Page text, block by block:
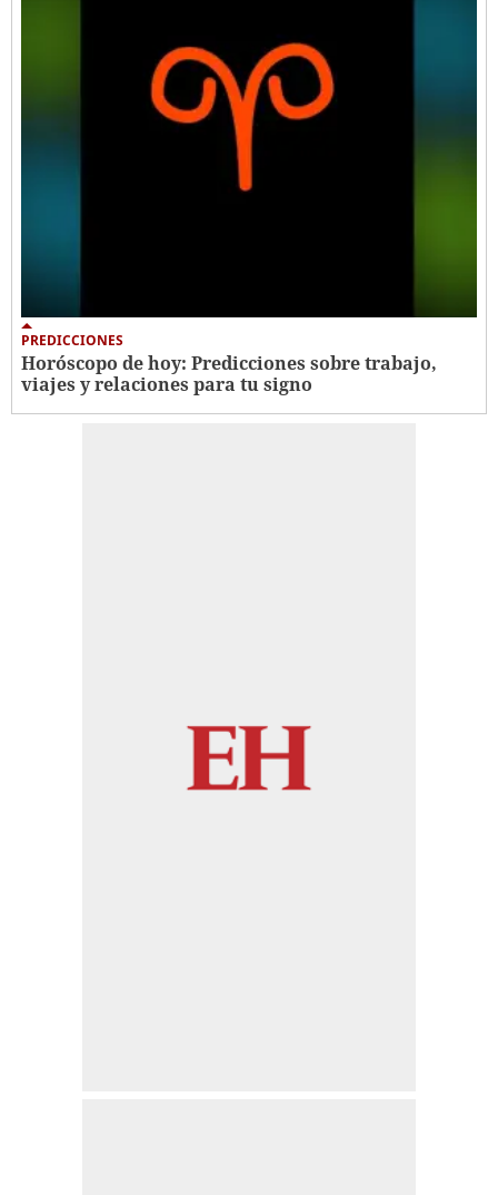
PREDICCIONES
Horóscopo de hoy: Predicciones sobre trabajo,
viajes y relaciones para tu signo